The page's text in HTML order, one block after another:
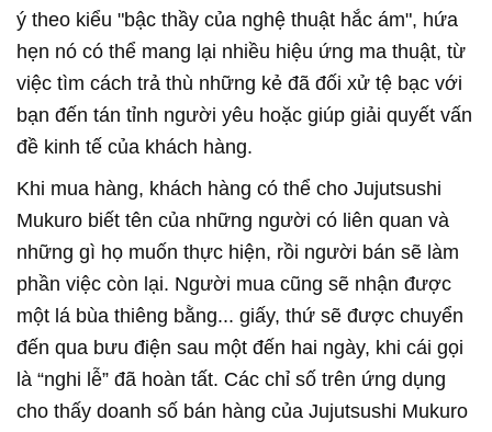
ý theo kiểu "bậc thầy của nghệ thuật hắc ám", hứa
hẹn nó có thể mang lại nhiều hiệu ứng ma thuật, từ
việc tìm cách trả thù những kẻ đã đối xử tệ bạc với
bạn đến tán tỉnh người yêu hoặc giúp giải quyết vấn
đề kinh tế của khách hàng.
Khi mua hàng, khách hàng có thể cho Jujutsushi
Mukuro biết tên của những người có liên quan và
những gì họ muốn thực hiện, rồi người bán sẽ làm
phần việc còn lại. Người mua cũng sẽ nhận được
một lá bùa thiêng bằng... giấy, thứ sẽ được chuyển
đến qua bưu điện sau một đến hai ngày, khi cái gọi
là “nghi lễ” đã hoàn tất. Các chỉ số trên ứng dụng
cho thấy doanh số bán hàng của Jujutsushi Mukuro